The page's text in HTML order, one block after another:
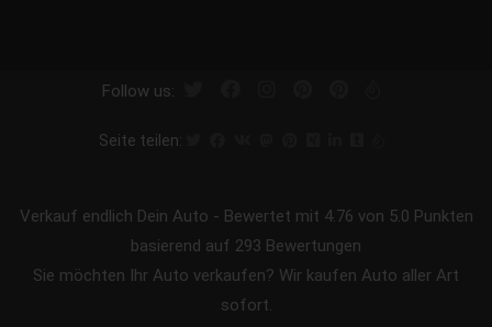
Follow us:
Seite teilen:
Verkauf endlich Dein Auto - Bewertet mit 4.76 von 5.0 Punkten
basierend auf 293 Bewertungen
Sie möchten Ihr Auto verkaufen? Wir kaufen Auto aller Art
sofort.